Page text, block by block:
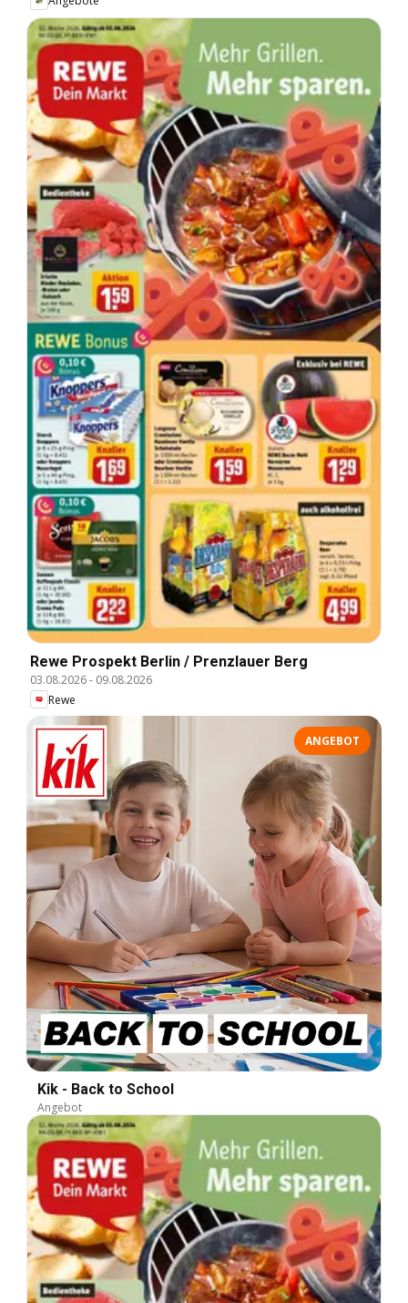
Rewe Prospekt Berlin / Prenzlauer Berg
03.08.2026- 09.08.2026
Rewe
ANGEBOT
Kik - Back to School
Angebot